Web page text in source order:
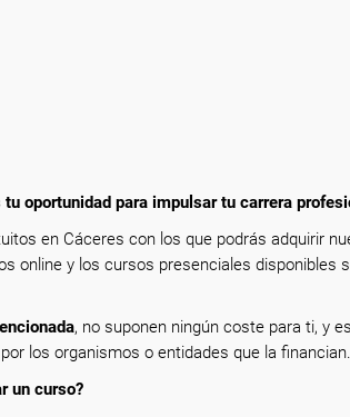
tu oportunidad para impulsar tu carrera
en Cáceres con los que podrás adquirir
online y los cursos presenciales disponibles
, no suponen ningún coste para ti, y
los organismos o entidades que la financian.
un curso?